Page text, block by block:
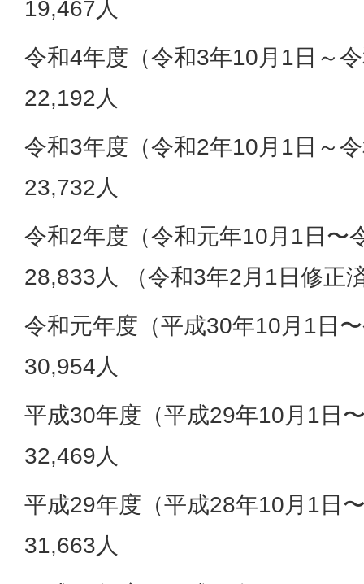
19,467人
令和4年度（令和3年10月1日～
22,192人
令和3年度（令和2年10月1日～
23,732人
令和2年度（令和元年10月1日〜
28,833人 （令和3年2月1日修正
令和元年度（平成30年10月1日
30,954人
平成30年度（平成29年10月1日
32,469人
平成29年度（平成28年10月1日
31,663人